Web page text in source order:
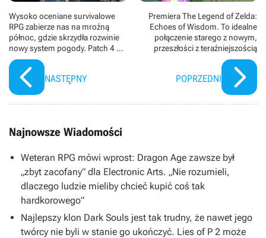
Wysoko oceniane survivalowe
RPG zabierze nas na mroźną
północ, gdzie skrzydła rozwinie
nowy system pogody. Patch 4 do
Enshrouded zapowiada się
niezwykle obiecująco
NASTĘPNY
Premiera The Legend of Zelda:
Echoes of Wisdom. To idealne
połączenie starego z nowym,
przeszłości z teraźniejszością
POPRZEDNI
Najnowsze Wiadomości
Weteran RPG mówi wprost: Dragon Age zawsze był
„zbyt zacofany” dla Electronic Arts. „Nie rozumieli,
dlaczego ludzie mieliby chcieć kupić coś tak
hardkorowego”
Najlepszy klon Dark Souls jest tak trudny, że nawet jego
twórcy nie byli w stanie go ukończyć. Lies of P 2 może